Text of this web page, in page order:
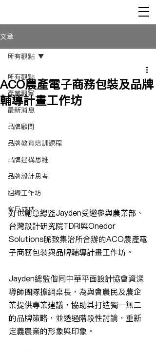
文章
所有觀點
產業觀察
最新消息
品牌顧問
品牌教育培訓課程
品牌建構思維
品牌設計思考
組織工作坊
客戶成功
所有觀點
ACO農產電子商務包裝及品牌
輔導計畫工作坊
好也創意總監Jayden受邀參與農業部、
台灣設計研究院TDRI與Onedor
Solutions脈致集治所合辦的ACO農產電
子商務包裝與品牌輔導計畫工作坊。
Jayden總監偕同中華平面設計協會資深
導師團隊擔綱桌長，為與會農民及農企
業提供專業建議，協助其打造獨一無二
的品牌策略，並透過階段性討論，重新
定義農業的形象與印象。